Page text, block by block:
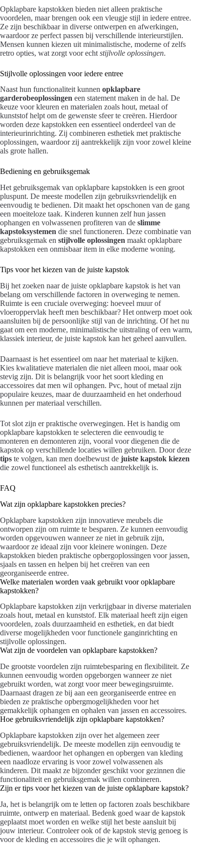
Opklapbare kapstokken bieden niet alleen praktische
voordelen, maar brengen ook een vleugje stijl in iedere entree.
Ze zijn beschikbaar in diverse ontwerpen en afwerkingen,
waardoor ze perfect passen bij verschillende interieurstijlen.
Mensen kunnen kiezen uit minimalistische, moderne of zelfs
retro opties, wat zorgt voor echt stijlvolle oplossingen.
Stijlvolle oplossingen voor iedere entree
Naast hun functionaliteit kunnen opklapbare
garderobeoplossingen een statement maken in de hal. De
keuze voor kleuren en materialen zoals hout, metaal of
kunststof helpt om de gewenste sfeer te creëren. Hierdoor
worden deze kapstokken een essentieel onderdeel van de
interieurinrichting. Zij combineren esthetiek met praktische
oplossingen, waardoor zij aantrekkelijk zijn voor zowel kleine
als grote hallen.
Bediening en gebruiksgemak
Het gebruiksgemak van opklapbare kapstokken is een groot
pluspunt. De meeste modellen zijn gebruiksvriendelijk en
eenvoudig te bedienen. Dit maakt het opschonen van de gang
een moeiteloze taak. Kinderen kunnen zelf hun jassen
ophangen en volwassenen profiteren van de slimme
kapstoksystemen die snel functioneren. Deze combinatie van
gebruiksgemak en stijlvolle oplossingen maakt opklapbare
kapstokken een onmisbaar item in elke moderne woning.
Tips voor het kiezen van de juiste kapstok
Bij het zoeken naar de juiste opklapbare kapstok is het van
belang om verschillende factoren in overweging te nemen.
Ruimte is een cruciale overweging: hoeveel muur of
vloeroppervlak heeft men beschikbaar? Het ontwerp moet ook
aansluiten bij de persoonlijke stijl van de inrichting. Of het nu
gaat om een moderne, minimalistische uitstraling of een warm,
klassiek interieur, de juiste kapstok kan het geheel aanvullen.
Daarnaast is het essentieel om naar het materiaal te kijken.
Kies kwalitatieve materialen die niet alleen mooi, maar ook
stevig zijn. Dit is belangrijk voor het soort kleding en
accessoires dat men wil ophangen. Pvc, hout of metaal zijn
populaire keuzes, maar de duurzaamheid en het onderhoud
kunnen per materiaal verschillen.
Tot slot zijn er praktische overwegingen. Het is handig om
opklapbare kapstokken te selecteren die eenvoudig te
monteren en demonteren zijn, vooral voor diegenen die de
kapstok op verschillende locaties willen gebruiken. Door deze
tips te volgen, kan men doelbewust de juiste kapstok kiezen
die zowel functioneel als esthetisch aantrekkelijk is.
FAQ
Wat zijn opklapbare kapstokken precies?
Opklapbare kapstokken zijn innovatieve meubels die
ontworpen zijn om ruimte te besparen. Ze kunnen eenvoudig
worden opgevouwen wanneer ze niet in gebruik zijn,
waardoor ze ideaal zijn voor kleinere woningen. Deze
kapstokken bieden praktische opbergoplossingen voor jassen,
sjaals en tassen en helpen bij het creëren van een
georganiseerde entree.
Welke materialen worden vaak gebruikt voor opklapbare
kapstokken?
Opklapbare kapstokken zijn verkrijgbaar in diverse materialen
zoals hout, metaal en kunststof. Elk materiaal heeft zijn eigen
voordelen, zoals duurzaamheid en esthetiek, en dat biedt
diverse mogelijkheden voor functionele ganginrichting en
stijlvolle oplossingen.
Wat zijn de voordelen van opklapbare kapstokken?
De grootste voordelen zijn ruimtebesparing en flexibiliteit. Ze
kunnen eenvoudig worden opgeborgen wanneer ze niet
gebruikt worden, wat zorgt voor meer bewegingsruimte.
Daarnaast dragen ze bij aan een georganiseerde entree en
bieden ze praktische opbergmogelijkheden voor het
gemakkelijk ophangen en ophalen van jassen en accessoires.
Hoe gebruiksvriendelijk zijn opklapbare kapstokken?
Opklapbare kapstokken zijn over het algemeen zeer
gebruiksvriendelijk. De meeste modellen zijn eenvoudig te
bedienen, waardoor het ophangen en opbergen van kleding
een naadloze ervaring is voor zowel volwassenen als
kinderen. Dit maakt ze bijzonder geschikt voor gezinnen die
functionaliteit en gebruiksgemak willen combineren.
Zijn er tips voor het kiezen van de juiste opklapbare kapstok?
Ja, het is belangrijk om te letten op factoren zoals beschikbare
ruimte, ontwerp en materiaal. Bedenk goed waar de kapstok
geplaatst moet worden en welke stijl het beste aansluit bij
jouw interieur. Controleer ook of de kapstok stevig genoeg is
voor de kleding en accessoires die je wilt ophangen.